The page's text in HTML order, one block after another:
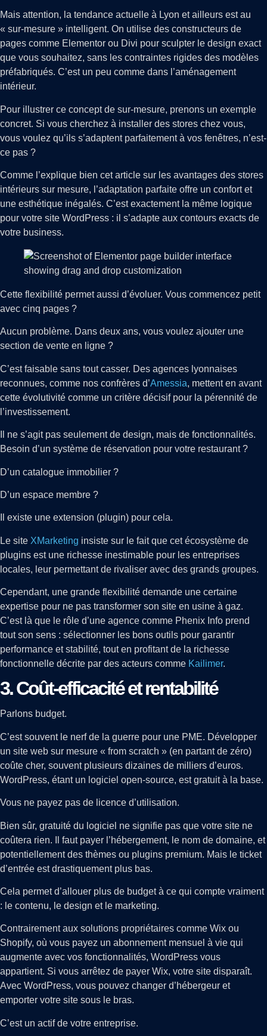
Mais attention, la tendance actuelle à Lyon et ailleurs est au
« sur-mesure » intelligent. On utilise des constructeurs de
pages comme Elementor ou Divi pour sculpter le design exact
que vous souhaitez, sans les contraintes rigides des modèles
préfabriqués. C’est un peu comme dans l’aménagement
intérieur.
Pour illustrer ce concept de sur-mesure, prenons un exemple
concret. Si vous cherchez à installer des stores chez vous,
vous voulez qu’ils s’adaptent parfaitement à vos fenêtres, n’est-
ce pas ?
Comme l’explique bien cet article sur les avantages des stores
intérieurs sur mesure, l’adaptation parfaite offre un confort et
une esthétique inégalés. C’est exactement la même logique
pour votre site WordPress : il s’adapte aux contours exacts de
votre business.
Cette flexibilité permet aussi d’évoluer. Vous commencez petit
avec cinq pages ?
Aucun problème. Dans deux ans, vous voulez ajouter une
section de vente en ligne ?
C’est faisable sans tout casser. Des agences lyonnaises
reconnues, comme nos confrères d’Amessia, mettent en avant
cette évolutivité comme un critère décisif pour la pérennité de
l’investissement.
Il ne s’agit pas seulement de design, mais de fonctionnalités.
Besoin d’un système de réservation pour votre restaurant ?
D’un catalogue immobilier ?
D’un espace membre ?
Il existe une extension (plugin) pour cela.
Le site XMarketing insiste sur le fait que cet écosystème de
plugins est une richesse inestimable pour les entreprises
locales, leur permettant de rivaliser avec des grands groupes.
Cependant, une grande flexibilité demande une certaine
expertise pour ne pas transformer son site en usine à gaz.
C’est là que le rôle d’une agence comme Phenix Info prend
tout son sens : sélectionner les bons outils pour garantir
performance et stabilité, tout en profitant de la richesse
fonctionnelle décrite par des acteurs comme Kailimer.
3. Coût-efficacité et rentabilité
Parlons budget.
C’est souvent le nerf de la guerre pour une PME. Développer
un site web sur mesure « from scratch » (en partant de zéro)
coûte cher, souvent plusieurs dizaines de milliers d’euros.
WordPress, étant un logiciel open-source, est gratuit à la base.
Vous ne payez pas de licence d’utilisation.
Bien sûr, gratuité du logiciel ne signifie pas que votre site ne
coûtera rien. Il faut payer l’hébergement, le nom de domaine, et
potentiellement des thèmes ou plugins premium. Mais le ticket
d’entrée est drastiquement plus bas.
Cela permet d’allouer plus de budget à ce qui compte vraiment
: le contenu, le design et le marketing.
Contrairement aux solutions propriétaires comme Wix ou
Shopify, où vous payez un abonnement mensuel à vie qui
augmente avec vos fonctionnalités, WordPress vous
appartient. Si vous arrêtez de payer Wix, votre site disparaît.
Avec WordPress, vous pouvez changer d’hébergeur et
emporter votre site sous le bras.
C’est un actif de votre entreprise.